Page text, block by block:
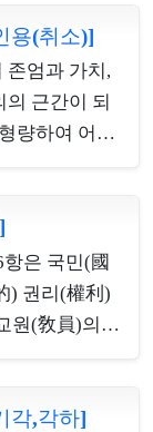
자로 하여
을 선택하도
리하다거나
판대상 법조
국의 자유와
, 이 문제에
어진 바도
논란이 반
부의 심판이
간섭없이 자
용(취소)]
존엄과 가치,
근간이 되
량하여 어느
심 사안에
는 사안인지
이가 있어야
훼손적 표현
는 명백한
은 국민(國
) 권리(權利)
원(敎員)의
것이므로
각,각하]